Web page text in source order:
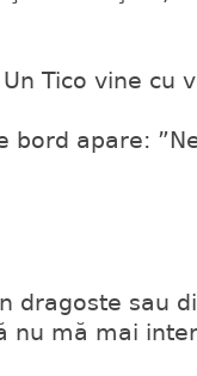
Tico vine cu
bord apare:
dragoste sau
nu mă mai